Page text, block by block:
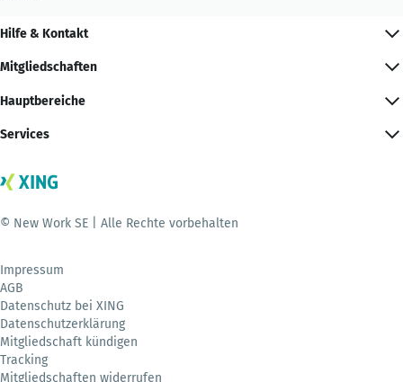
Hilfe & Kontakt
Mitgliedschaften
Hauptbereiche
Services
© New Work SE | Alle Rechte vorbehalten
Impressum
AGB
Datenschutz bei XING
Datenschutzerklärung
Mitgliedschaft kündigen
Tracking
Mitgliedschaften widerrufen